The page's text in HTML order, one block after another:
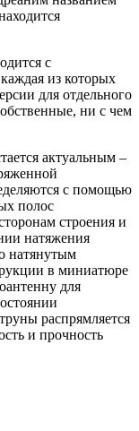
с
из которых
для отдельного
ни с чем
актуальным –
с помощью
полос
строения и
натяжения
натянутым
в миниатюре
для
распрямляется
и прочность